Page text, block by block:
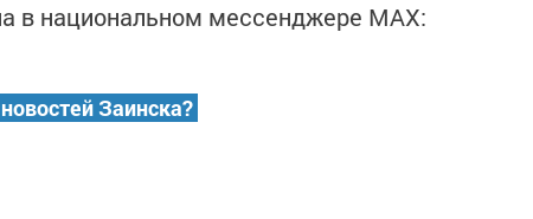
в национальном мессенджере MАХ:
Заинска?